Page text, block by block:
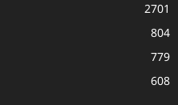
2701
804
779
608